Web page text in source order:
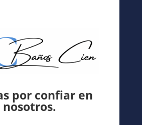
por confiar en
nosotros.